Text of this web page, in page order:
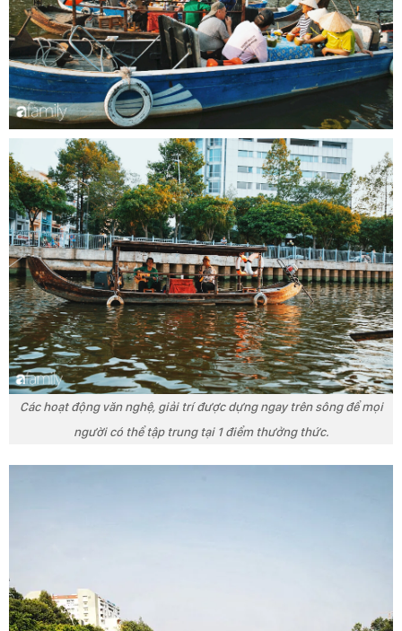
Các hoạt động văn nghệ, giải trí được dựng ngay trên sông để mọi
người có thể tập trung tại 1 điểm thưởng thức.